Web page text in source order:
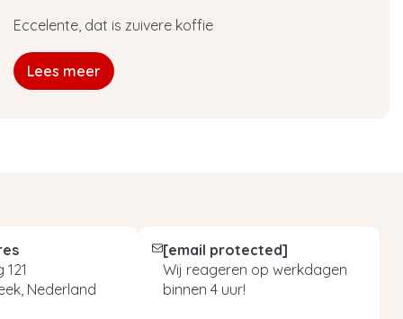
Eccelente, dat is zuivere koffie
Lees meer
Nederland
[email protected]
Wij reageren op werkdagen
binnen 4 uur!